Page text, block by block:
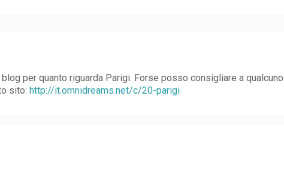
per quanto riguarda Parigi. Forse posso consigliare a
sito: http://it.omnidreams.net/c/20-parigi